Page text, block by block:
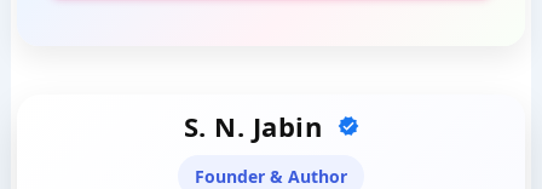
S. N. Jabin
Founder & Author